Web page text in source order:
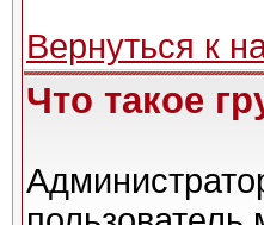
Вернуться к
Что такое